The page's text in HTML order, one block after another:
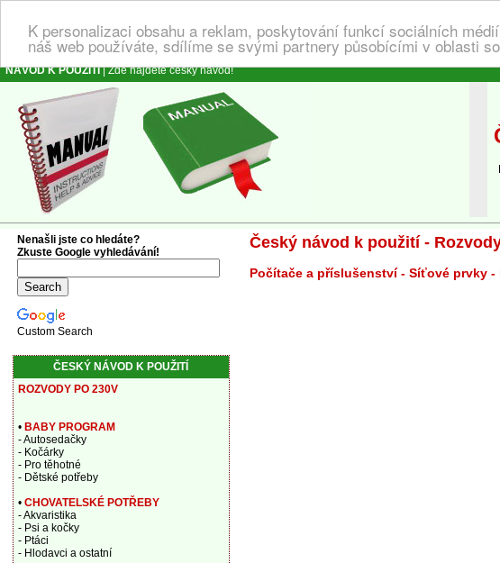
K personalizaci obsahu a reklam, poskytování funkcí sociálních
náš web používáte, sdílíme se svými partnery působícími v oblasti
NÁVOD K POUŽITÍ| Zde najdete český návod!
Český návod k použití -
Počítače a příslušenství - Síťové prvky
Nenašli jste co hledáte?
Zkuste Google vyhledávání!
Custom Search
ČESKÝ NÁVOD K POUŽITÍ
ROZVODY PO 230V
• BABY PROGRAM
- Autosedačky
- Kočárky
- Pro těhotné
- Dětské potřeby
• CHOVATELSKÉ POTŘEBY
- Akvaristika
- Psi a kočky
- Ptáci
- Hlodavci a ostatní